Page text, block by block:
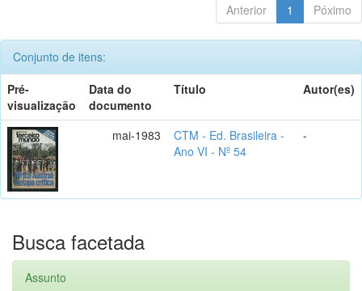
Anterior 1 Póximo
Conjunto de itens:
Pré-
visualização
Data do
documento
Título Autor(es)
mai-1983
CTM - Ed. Brasileira -
Ano VI - Nº 54
-
Busca facetada
Assunto